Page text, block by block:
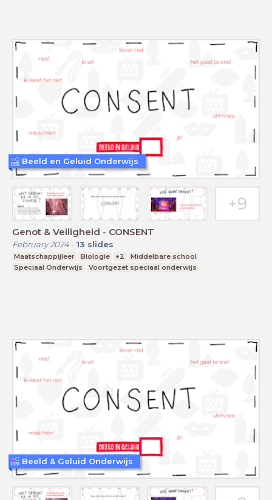
Genot & Veiligheid - CONSENT
February 2024- 13 slides
Maatschappijleer Biologie +2
Middelbare school
Speciaal Onderwijs
Voortgezet speciaal onderwijs
Beeld en Geluid Onderwijs
Beeld & Geluid Onderwijs